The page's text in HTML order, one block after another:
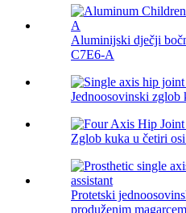
Aluminijski dječji
C7E6-A
Jednoosovinski zglob
Zglob kuka u četiri
Protetski
produženim